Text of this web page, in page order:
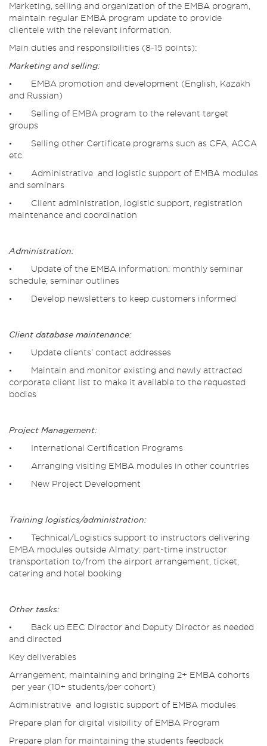
Marketing, selling and organization of the EMBA program,
maintain regular EMBA program update to provide
clientele with the relevant information.
Main duties and responsibilities (8-15 points):
Marketing and selling:
• EMBA promotion and development (English, Kazakh
and Russian)
• Selling of EMBA program to the relevant target
groups
• Selling other Certificate programs such as CFA, ACCA
etc.
• Administrative and logistic support of EMBA modules
and seminars
• Client administration, logistic support, registration
maintenance and coordination
Administration:
• Update of the EMBA information: monthly seminar
schedule, seminar outlines
• Develop newsletters to keep customers informed
Client database maintenance:
• Update clients’ contact addresses
• Maintain and monitor existing and newly attracted
corporate client list to make it available to the requested
bodies
Project Management:
• International Certification Programs
• Arranging visiting EMBA modules in other countries
• New Project Development
Training logistics/administration:
• Technical/Logistics support to instructors delivering
EMBA modules outside Almaty: part-time instructor
transportation to/from the airport arrangement, ticket,
catering and hotel booking
Other tasks:
• Back up EEC Director and Deputy Director as needed
and directed
Key deliverables
Arrangement, maintaining and bringing 2+ EMBA cohorts
per year (10+ students/per cohort)
Administrative and logistic support of EMBA modules
Prepare plan for digital visibility of EMBA Program
Prepare plan for maintaining the students feedback